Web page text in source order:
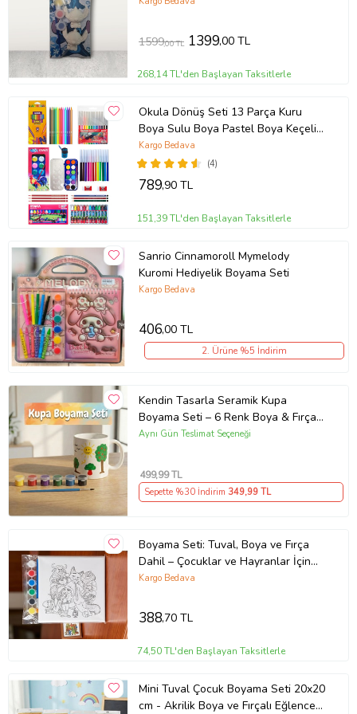
paketlenmeli iade kargo kodu ile gönderilmelidir.
Satış Sonrası
Ürünlerimizle ilgili deneyimlerinizi, ürün yorumları kısmında
belirtmeniz ürünlerimiz hakkındaki görüşleriniz doğrultusunda
ilgilenen diğer müşterilerimize de ön bilgi sağlamaktadır.
Ürün Kodu:kcm94034474
1599,00 TL 1399,00 TL
268,14 TL'den Başlayan Taksitlerle
Okula Dönüş Seti 13 Parça Kuru
Boya Sulu Boya Pastel Boya Keçeli
Kalem Ekonomik Okul Kırtasiye Seti
(4)
Kargo Bedava
789,90 TL
151,39 TL'den Başlayan Taksitlerle
Sanrio Cinnamoroll Mymelody
Kuromi Hediyelik Boyama Seti
Kargo Bedava
406,00 TL
2. Ürüne %5 İndirim
Kendin Tasarla Seramik Kupa
Boyama Seti – 6 Renk Boya & Fırça
ile Yaratıcı Hobi Hediyesi
Aynı Gün Teslimat Seçeneği
499,99 TL
Sepette %30 İndirim 349,99 TL
Boyama Seti: Tuval, Boya ve Fırça
Dahil – Çocuklar ve Hayranlar İçin
Eğlenceli Boyama Kiti
Kargo Bedava
388,70 TL
74,50 TL'den Başlayan Taksitlerle
Mini Tuval Çocuk Boyama Seti 20x20
cm - Akrilik Boya ve Fırçalı Eğlenceli